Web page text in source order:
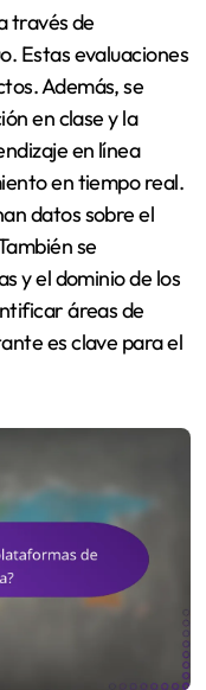
través de
Estas evaluaciones
Además, se
en clase y la
en línea
en tiempo real.
datos sobre el
se
y el dominio de los
áreas de
es clave para el